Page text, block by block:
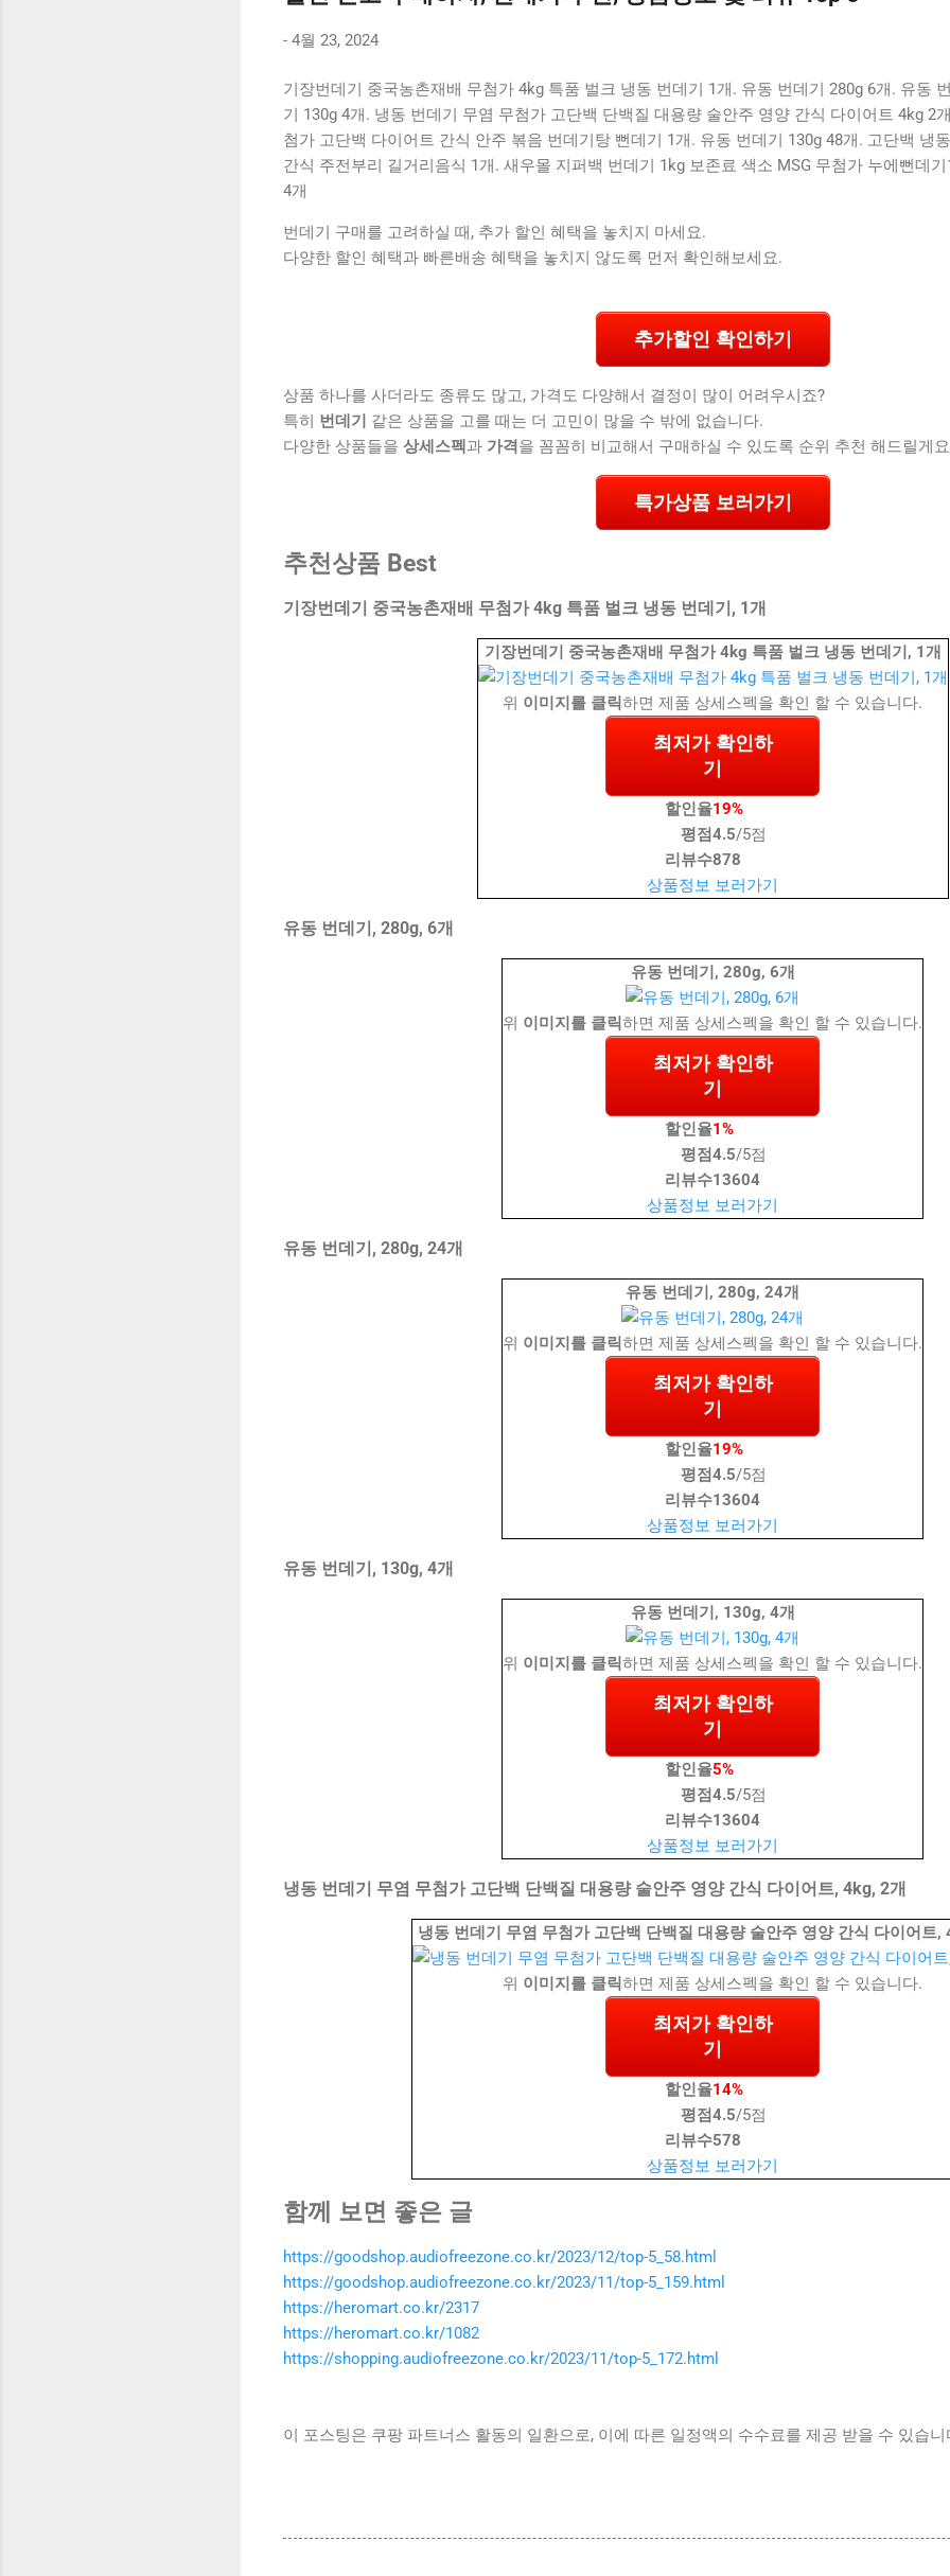
- 4월 23, 2024
기장번데기 중국농촌재배 무첨가 4kg 특품 벌크 냉동 번데기 1개. 유동 번데기 280g 6개. 유동
기 130g 4개. 냉동 번데기 무염 무첨가 고단백 단백질 대용량 술안주 영양 간식 다이어트 4kg 2
첨가 고단백 다이어트 간식 안주 볶음 번데기탕 뻔데기 1개. 유동 번데기 130g 48개. 고단백 냉
간식 주전부리 길거리음식 1개. 새우몰 지퍼백 번데기 1kg 보존료 색소 MSG 무첨가 누에뻔데
4개
번데기 구매를 고려하실 때, 추가 할인 혜택을 놓치지 마세요.
다양한 할인 혜택과 빠른배송 혜택을 놓치지 않도록 먼저 확인해보세요.
추가할인 확인하기
상품 하나를 사더라도 종류도 많고, 가격도 다양해서 결정이 많이 어려우시죠?
특히 번데기 같은 상품을 고를 때는 더 고민이 많을 수 밖에 없습니다.
다양한 상품들을 상세스펙 과 가격 을 꼼꼼히 비교해서 구매하실 수 있도록 순위 추천 해드릴게
특가상품 보러가기
추천상품 Best
기장번데기 중국농촌재배 무첨가 4kg 특품 벌크 냉동 번데기, 1개
기장번데기 중국농촌재배 무첨가 4kg 특품 벌크 냉동 번데기, 1개
위 이미지를 클릭하면 제품 상세스펙을 확인 할 수 있습니다.
최저가 확인하
기
할인율19%
평점4.5/5점
리뷰수878
상품정보 보러가기
유동 번데기, 280g, 6개
유동 번데기, 280g, 6개
위 이미지를 클릭하면 제품 상세스펙을 확인 할 수 있습니다.
최저가 확인하
기
할인율1%
평점4.5/5점
리뷰수13604
상품정보 보러가기
유동 번데기, 280g, 24개
유동 번데기, 280g, 24개
위 이미지를 클릭하면 제품 상세스펙을 확인 할 수 있습니다.
최저가 확인하
기
할인율19%
평점4.5/5점
리뷰수13604
상품정보 보러가기
유동 번데기, 130g, 4개
유동 번데기, 130g, 4개
위 이미지를 클릭하면 제품 상세스펙을 확인 할 수 있습니다.
최저가 확인하
기
할인율5%
평점4.5/5점
리뷰수13604
상품정보 보러가기
냉동 번데기 무염 무첨가 고단백 단백질 대용량 술안주 영양 간식 다이어트, 4kg, 2개
냉동 번데기 무염 무첨가 고단백 단백질 대용량 술안주 영양 간식 다이어트,
위 이미지를 클릭하면 제품 상세스펙을 확인 할 수 있습니다.
최저가 확인하
기
할인율14%
평점4.5/5점
리뷰수578
상품정보 보러가기
함께 보면 좋은 글
https://goodshop.audiofreezone.co.kr/2023/12/top-5_58.html
https://goodshop.audiofreezone.co.kr/2023/11/top-5_159.html
https://heromart.co.kr/2317
https://heromart.co.kr/1082
https://shopping.audiofreezone.co.kr/2023/11/top-5_172.html
이 포스팅은 쿠팡 파트너스 활동의 일환으로, 이에 따른 일정액의 수수료를 제공 받을 수 있습니